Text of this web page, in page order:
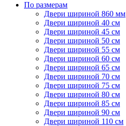
По размерам
Двери шириной 860 мм
Двери шириной 40 см
Двери шириной 45 см
Двери шириной 50 см
Двери шириной 55 см
Двери шириной 60 см
Двери шириной 65 см
Двери шириной 70 см
Двери шириной 75 см
Двери шириной 80 см
Двери шириной 85 см
Двери шириной 90 см
Двери шириной 110 см